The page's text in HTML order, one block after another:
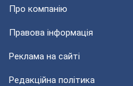
Про компанію
Правова інформація
Реклама на сайті
Редакційна політика